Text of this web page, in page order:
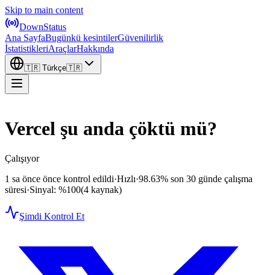
Skip to main content
DownStatus
Ana SayfaBugünkü kesintilerGüvenilirlik
İstatistikleriAraçlarHakkında
🇹🇷 Türkçe🇹🇷
Vercel şu anda çöktü mü?
Çalışıyor
1 sa önce önce kontrol edildi·Hızlı·98.63% son 30 günde çalışma
süresi·Sinyal: %100(4 kaynak)
Şimdi Kontrol Et